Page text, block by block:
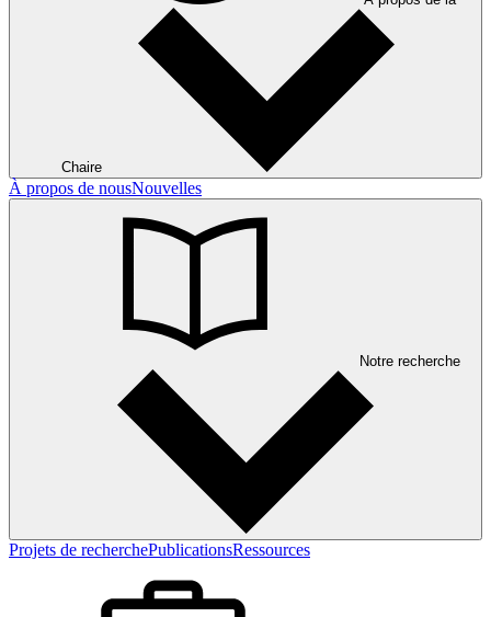
Chaire
À propos de nousNouvelles
Notre recherche
Projets de recherchePublicationsRessources